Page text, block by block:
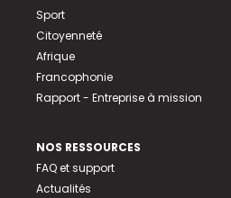
Sport
Citoyenneté
Afrique
Francophonie
Rapport - Entreprise à mission
NOS RESSOURCES
FAQ et support
Actualités